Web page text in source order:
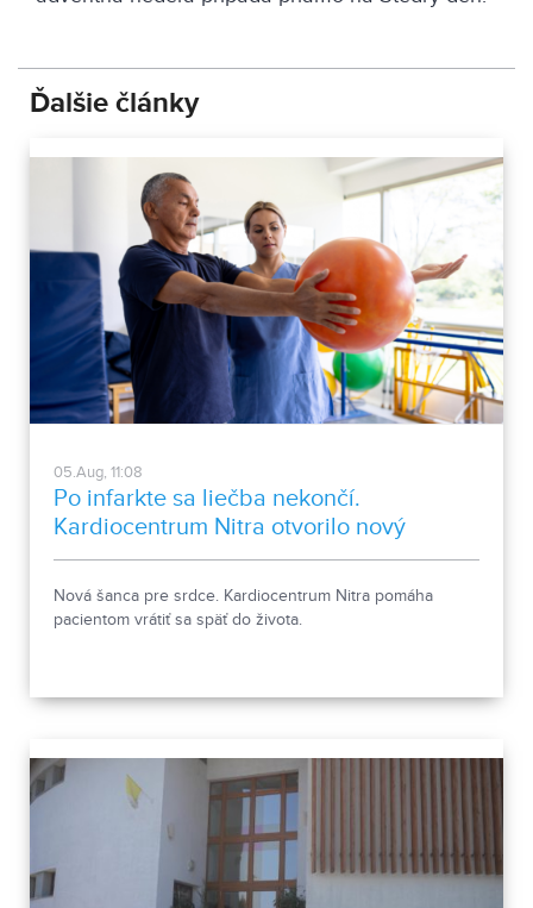
Ďalšie články
05.Aug, 11:08
Po infarkte sa liečba nekončí.
Kardiocentrum Nitra otvorilo nový
stacionár
Nová šanca pre srdce. Kardiocentrum Nitra pomáha
pacientom vrátiť sa späť do života.